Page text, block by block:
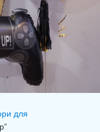
для